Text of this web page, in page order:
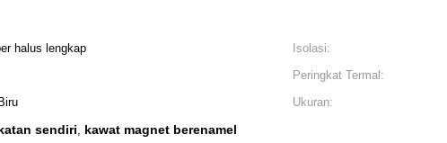
halus lengkap Isolasi:
Peringkat Termal:
Ukuran:
sendiri, kawat magnet berenamel